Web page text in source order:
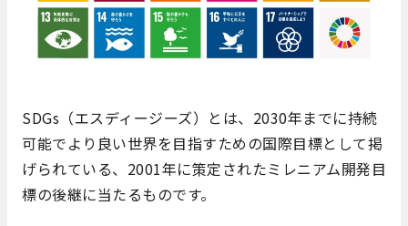
SDGs（エスディージーズ）とは、2030年までに持続
可能でより良い世界を目指すための国際目標として掲
げられている、2001年に策定されたミレニアム開発目
標の後継に当たるものです。